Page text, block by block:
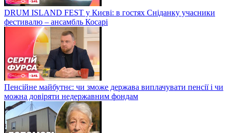
DRUM ISLAND FEST у Києві: в гостях Сніданку учасники
фестивалю – ансамбль Косарі
Пенсійне майбутнє: чи зможе держава виплачувати пенсії і чи
можна довіряти недержавним фондам